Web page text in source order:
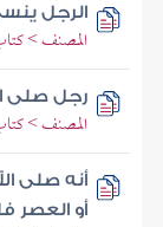
الرجل
المصنف >
رجل صلى
المصنف >
أنه صلى
أو العصر